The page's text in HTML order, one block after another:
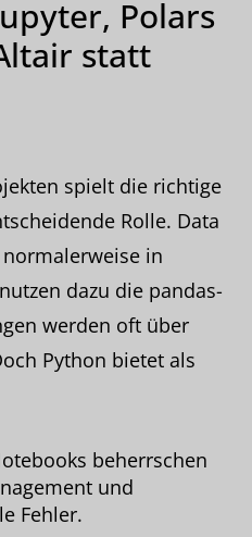
Polars
statt
spielt die richtige
Rolle. Data
in
dazu die pandas-
werden oft über
Python bietet als
beherrschen
und
Fehler.